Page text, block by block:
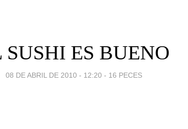
SUSHI ES BUENO
08 DE ABRIL DE 2010 - 12:20 - 16 PECES